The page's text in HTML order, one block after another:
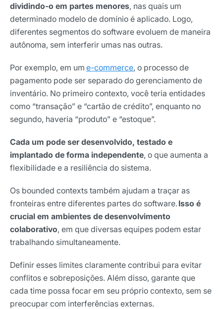
dividindo-o em partes menores, nas quais um
determinado modelo de domínio é aplicado. Logo,
diferentes segmentos do software evoluem de maneira
autônoma, sem interferir umas nas outras.
Por exemplo, em um e-commerce, o processo de
pagamento pode ser separado do gerenciamento de
inventário. No primeiro contexto, você teria entidades
como “transação” e “cartão de crédito”, enquanto no
segundo, haveria “produto” e “estoque”.
Cada um pode ser desenvolvido, testado e
implantado de forma independente, o que aumenta a
flexibilidade e a resiliência do sistema.
Os bounded contexts também ajudam a traçar as
fronteiras entre diferentes partes do software. Isso é
crucial em ambientes de desenvolvimento
colaborativo, em que diversas equipes podem estar
trabalhando simultaneamente.
Definir esses limites claramente contribui para evitar
conflitos e sobreposições. Além disso, garante que
cada time possa focar em seu próprio contexto, sem se
preocupar com interferências externas.